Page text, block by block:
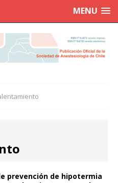
MENU
prevención de hipotermia